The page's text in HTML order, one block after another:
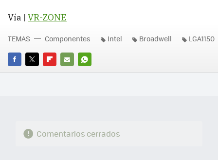
Vía | VR-ZONE
FACEBOOK
TWITTERFLIPBOARD
E-
WHATSAPP
TEMAS Componentes Intel Broadwell LGA1150
Comentarios cerrados